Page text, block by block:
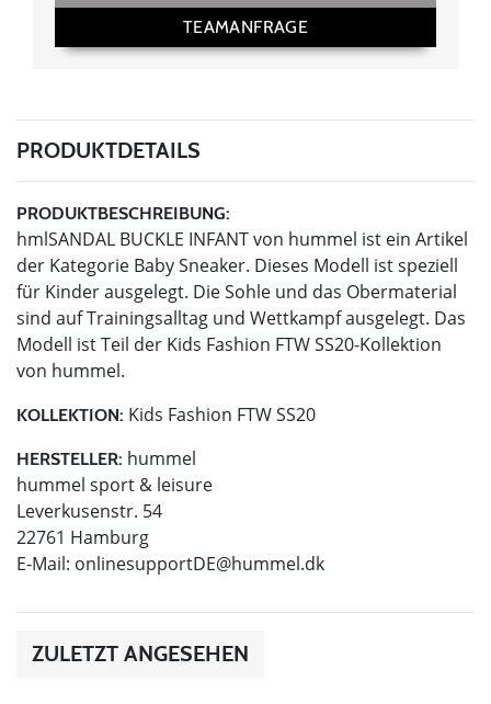
TEAMANFRAGE
PRODUKTDETAILS
PRODUKTBESCHREIBUNG:
hmlSANDAL BUCKLE INFANT von hummel ist ein Artikel
der Kategorie Baby Sneaker. Dieses Modell ist speziell
für Kinder ausgelegt. Die Sohle und das Obermaterial
sind auf Trainingsalltag und Wettkampf ausgelegt. Das
Modell ist Teil der Kids Fashion FTW SS20-Kollektion
von hummel.
KOLLEKTION: Kids Fashion FTW SS20
HERSTELLER: hummel
hummel sport & leisure
Leverkusenstr. 54
22761 Hamburg
E-Mail: onlinesupportDE@hummel.dk
ZULETZT ANGESEHEN